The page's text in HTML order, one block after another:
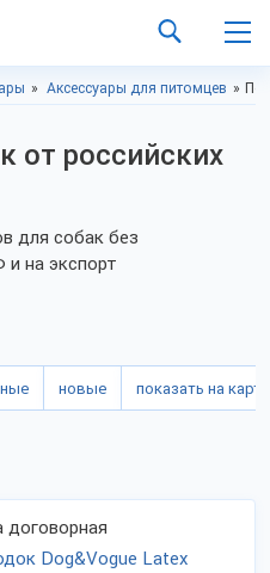
Аксессуары для питомцев
от российских
для собак без
на экспорт
новые показать на карте
Dog&Vogue Latex